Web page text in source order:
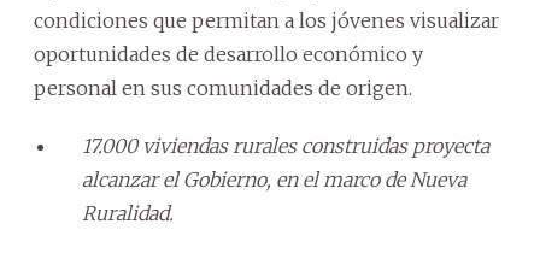
condiciones que permitan a los jóvenes visualizar
oportunidades de desarrollo económico y
personal en sus comunidades de origen.
17.000 viviendas rurales construidas proyecta
alcanzar el Gobierno, en el marco de Nueva
Ruralidad.